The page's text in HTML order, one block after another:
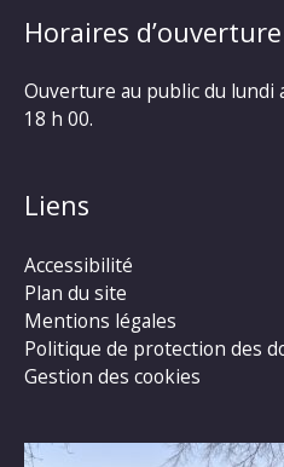
Horaires
Ouverture au public du lundi
18 h 00.
Liens
Accessibilité
Plan du site
Mentions légales
Politique de protection des
Gestion des cookies